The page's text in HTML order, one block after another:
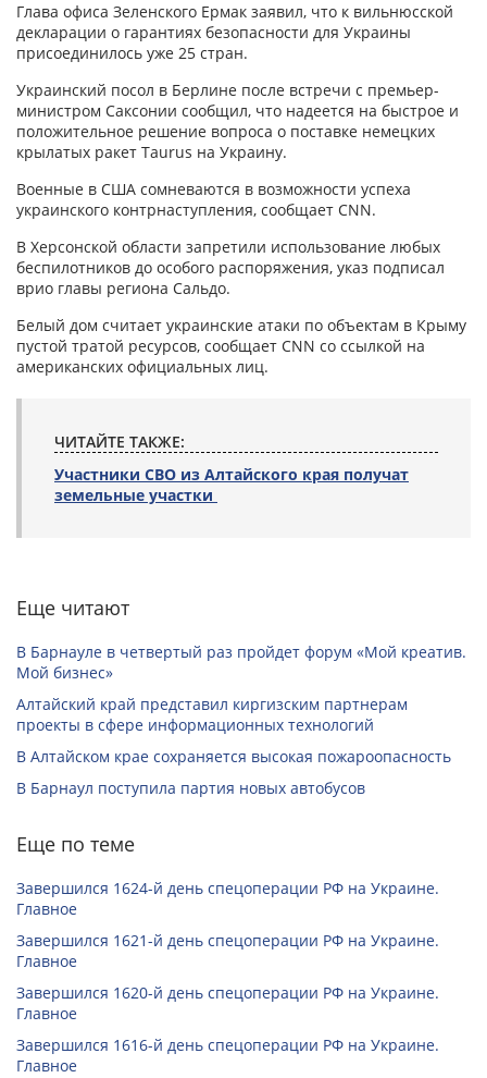
Глава офиса Зеленского Ермак заявил, что к вильнюсской
декларации о гарантиях безопасности для Украины
присоединилось уже 25 стран.
Украинский посол в Берлине после встречи с премьер-
министром Саксонии сообщил, что надеется на быстрое и
положительное решение вопроса о поставке немецких
крылатых ракет Taurus на Украину.
Военные в США сомневаются в возможности успеха
украинского контрнаступления, сообщает CNN.
В Херсонской области запретили использование любых
беспилотников до особого распоряжения, указ подписал
врио главы региона Сальдо.
Белый дом считает украинские атаки по объектам в Крыму
пустой тратой ресурсов, сообщает CNN со ссылкой на
американских официальных лиц.
ЧИТАЙТЕ ТАКЖЕ:
Участники СВО из Алтайского края получат
земельные участки
Еще читают
В Барнауле в четвертый раз пройдет форум «Мой креатив.
Мой бизнес»
Алтайский край представил киргизским партнерам
проекты в сфере информационных технологий
В Алтайском крае сохраняется высокая пожароопасность
В Барнаул поступила партия новых автобусов
Еще по теме
Завершился 1624-й день спецоперации РФ на Украине.
Главное
Завершился 1621-й день спецоперации РФ на Украине.
Главное
Завершился 1620-й день спецоперации РФ на Украине.
Главное
Завершился 1616-й день спецоперации РФ на Украине.
Главное